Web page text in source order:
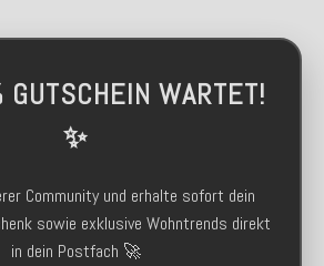
WARTET!
✨
Community und erhalte sofort dein
sowie exklusive Wohntrends direkt
in dein Postfach 🚀